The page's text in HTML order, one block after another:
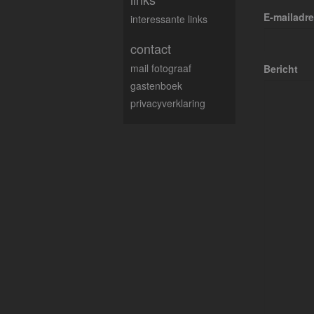
E-
Bericht
interessante links
contact
mail fotograaf
gastenboek
privacyverklaring